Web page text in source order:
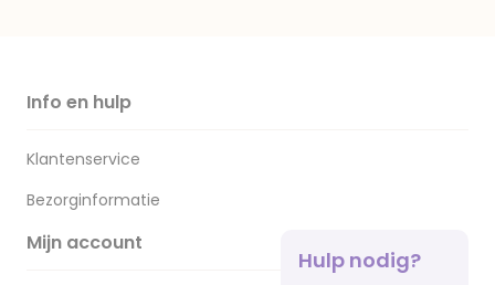
Info en hulp
Klantenservice
Bezorginformatie
Mijn account
Hulp nodig?